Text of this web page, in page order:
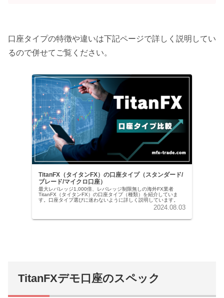
口座タイプの特徴や違いは下記ページで詳しく説明してい
るので併せてご覧ください。
TitanFX（タイタンFX）の口座タイプ（スタンダード/
ブレード/マイクロ口座）
最大レバレッジ1,000倍、レバレッジ制限無しの海外FX業者
TitanFX（タイタンFX）の口座タイプ（種類）を紹介していま
す。口座タイプ選びに迷わないように詳しく説明しています。
2024.08.03
TitanFXデモ口座のスペック